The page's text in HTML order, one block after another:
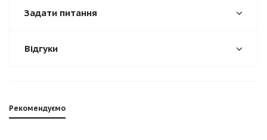
Задати питання
Відгуки
Рекомендуємо